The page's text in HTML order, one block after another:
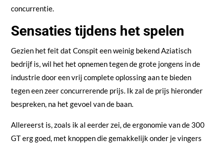
concurrentie.
Sensaties tijdens het spelen
Gezien het feit dat Conspit een weinig bekend Aziatisch
bedrijf is, wil het het opnemen tegen de grote jongens in de
industrie door een vrij complete oplossing aan te bieden
tegen een zeer concurrerende prijs. Ik zal de prijs hieronder
bespreken, na het gevoel van de baan.
Allereerst is, zoals ik al eerder zei, de ergonomie van de 300
GT erg goed, met knoppen die gemakkelijk onder je vingers